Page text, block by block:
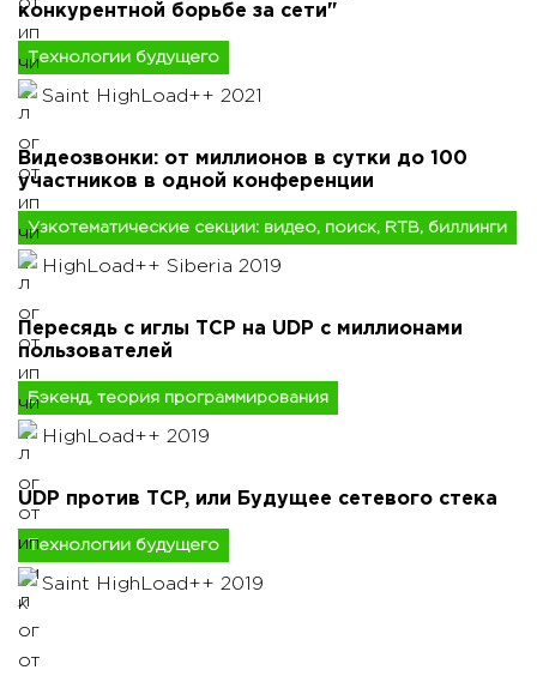
конкурентной борьбе за сети"
Технологии будущего
Saint HighLoad++ 2021
Видеозвонки: от миллионов в сутки до 100
участников в одной конференции
Узкотематические секции: видео, поиск, RTB, биллинги
HighLoad++ Siberia 2019
Пересядь с иглы TCP на UDP с миллионами
пользователей
Бэкенд, теория программирования
HighLoad++ 2019
UDP против TCP, или Будущее сетевого стека
Технологии будущего
Saint HighLoad++ 2019